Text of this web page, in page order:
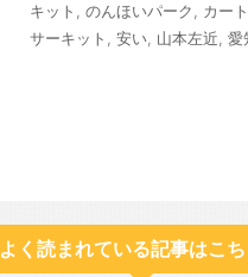
キット
のんほいパーク カート
サーキット
安い 山本左近 愛
よく読まれている記事はこち